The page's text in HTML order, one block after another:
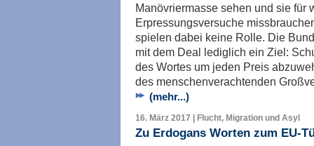
Manövriermasse sehen und sie für
Erpressungsversuche
spielen dabei keine Rolle. Die
mit dem Deal lediglich ein Ziel:
des Wortes um jeden Preis
des menschenverachtenden
(mehr...)
16. März 2017 | Flucht, Migration und Asyl
Zu Erdogans Worten zum EU-